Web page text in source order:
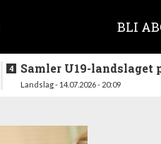
BLI
Samler U19-landslaget
nytt i august
Landslag - 14.07.2026 - 20:09